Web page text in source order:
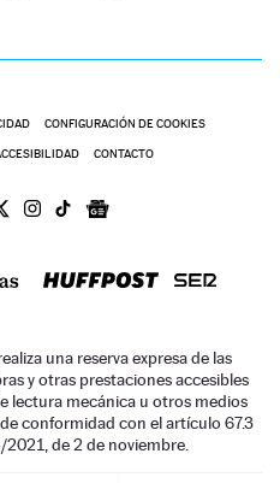
CONFIGURACIÓN DE COOKIES
CONTACTO
una reserva expresa de las
y otras prestaciones accesibles
lectura mecánica u otros medios
conformidad con el artículo 67.3
de 2 de noviembre.